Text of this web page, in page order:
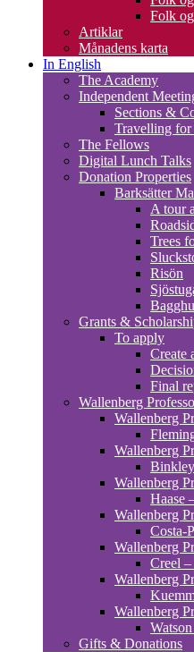
Folk
Artiklar
Månadens karta
In English
The Academy
Independent
Sections &
Travelling for
The Fellows
Digital Lunch Talks
Donation Properties
Barksätter
A tour
Trees
Risön
Grants &
To apply
Create
Final
Wallenberg
Wallenberg
Wallenberg
Wallenberg
Haase
Wallenberg
Costa-
Wallenberg
Creel
Wallenberg
Wallenberg
Gifts & Donations